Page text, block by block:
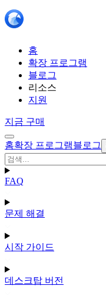
홈
확장 프로그램
블로그
리소스
지원
지금 구매
홈확장 프로그램블로그
FAQ
문제 해결
시작 가이드
데스크탑 버전